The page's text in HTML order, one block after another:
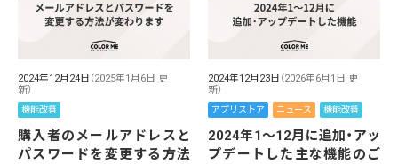
2024年12月24日 （2025年1月6日 更
新）
機能改善
購入者のメールアドレスと
パスワードを変更する方法
2024年12月23日 （2026年6月1日 更
新）
アプリストア ニュース 機能改善
2024年1～12月に追加・アッ
プデートした主な機能のご